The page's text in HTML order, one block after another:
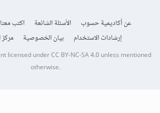
عن أكاديمية حسوب الأسئلة الشائعة اكتب معنا
إرشادات الاستخدام
بيان الخصوصية
licensed underCC BY-NC-SA 4.0unless mentioned
otherwise.